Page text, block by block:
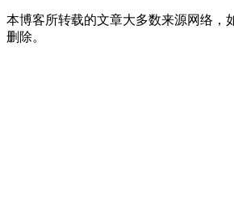
本博客所转载的文章大多数来源网络，
删除。